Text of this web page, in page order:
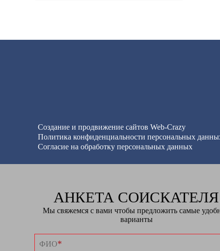
Создание и продвижение сайтов Web-Crazy
Политика конфиденциальности персональных
Согласие на обработку персональных данных
АНКЕТА СОИСКАТЕЛЯ
Мы свяжемся с вами чтобы предложить самые
варианты
ФИО*